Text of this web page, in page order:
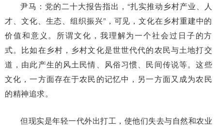
尹马：党的二十大报告指出，“扎实推动乡村产业、人
才、文化、生态、组织振兴”，可见，文化在乡村重建中的
价值和意义。所谓文化，我理解为一个社会过日子的方
式。比如在乡村，乡村文化是世世代代的农民与土地打交
道，由此产生的风土民情、风俗习惯、民间传说等。这些
文化，一方面存在于农民的记忆中，另一方面又成为农民
的精神追求。
但现实是年轻一代外出打工，使他们失去与自然和农业